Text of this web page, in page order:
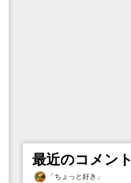
最近のコメント
「ちょっと好き 」